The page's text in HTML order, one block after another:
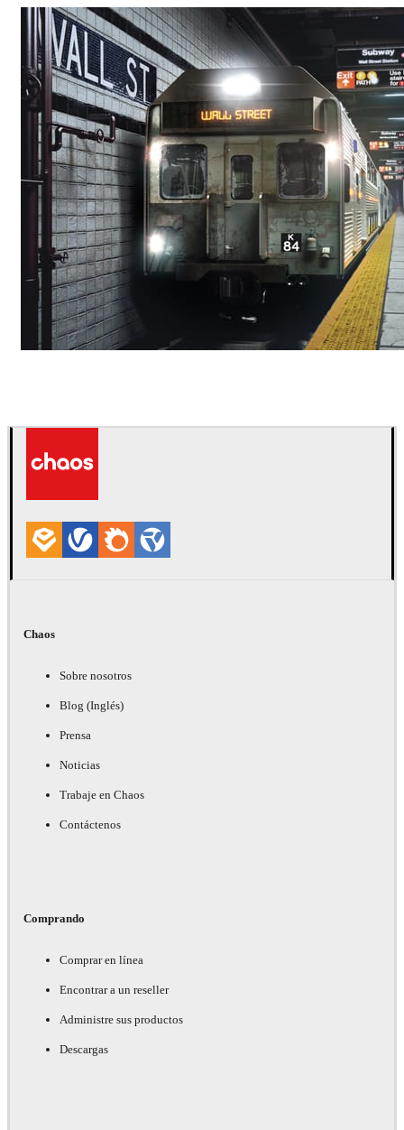
Chaos
Sobre nosotros
Blog (Inglés)
Prensa
Noticias
Trabaje en Chaos
Contáctenos
Comprando
Comprar en línea
Encontrar a un reseller
Administre sus productos
Descargas